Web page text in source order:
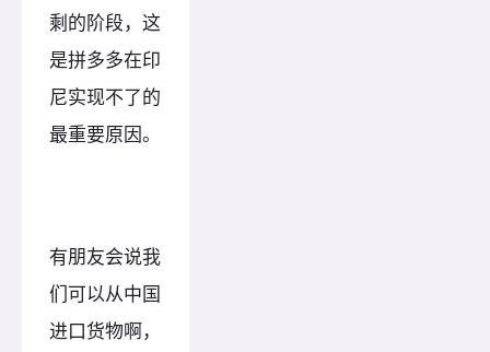
剩的阶段，这
是拼多多在印
尼实现不了的
最重要原因。
有朋友会说我
们可以从中国
进口货物啊，